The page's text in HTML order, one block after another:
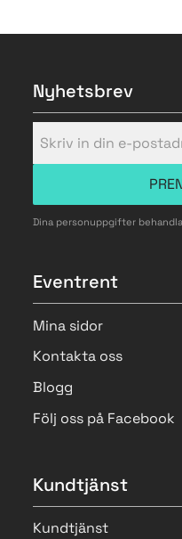
Nyhetsbrev
Dina personuppgifter
Eventrent
Mina sidor
Kontakta oss
Blogg
Följ oss på Facebook
Kundtjänst
Kundtjänst